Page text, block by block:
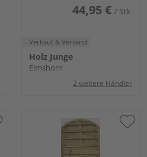
44,95 € / Stk.
Verkauf & Versand
Holz Junge
Elmshorn
2 weitere Händler